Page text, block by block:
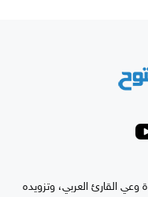
القارئ العربي، وتزويده